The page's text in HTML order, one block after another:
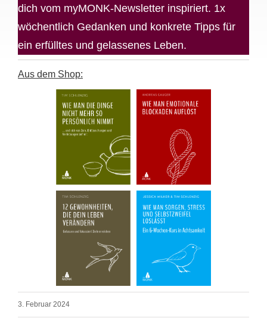
dich vom myMONK-Newsletter inspiriert. 1x
wöchentlich Gedanken und konkrete Tipps für
ein erfülltes und gelassenes Leben.
Aus dem Shop:
3. Februar 2024